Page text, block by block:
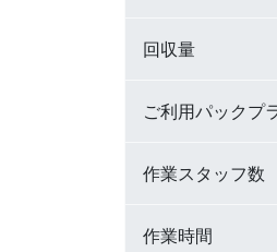
回収量
ご利用パックプ
作業スタッフ数
作業時間